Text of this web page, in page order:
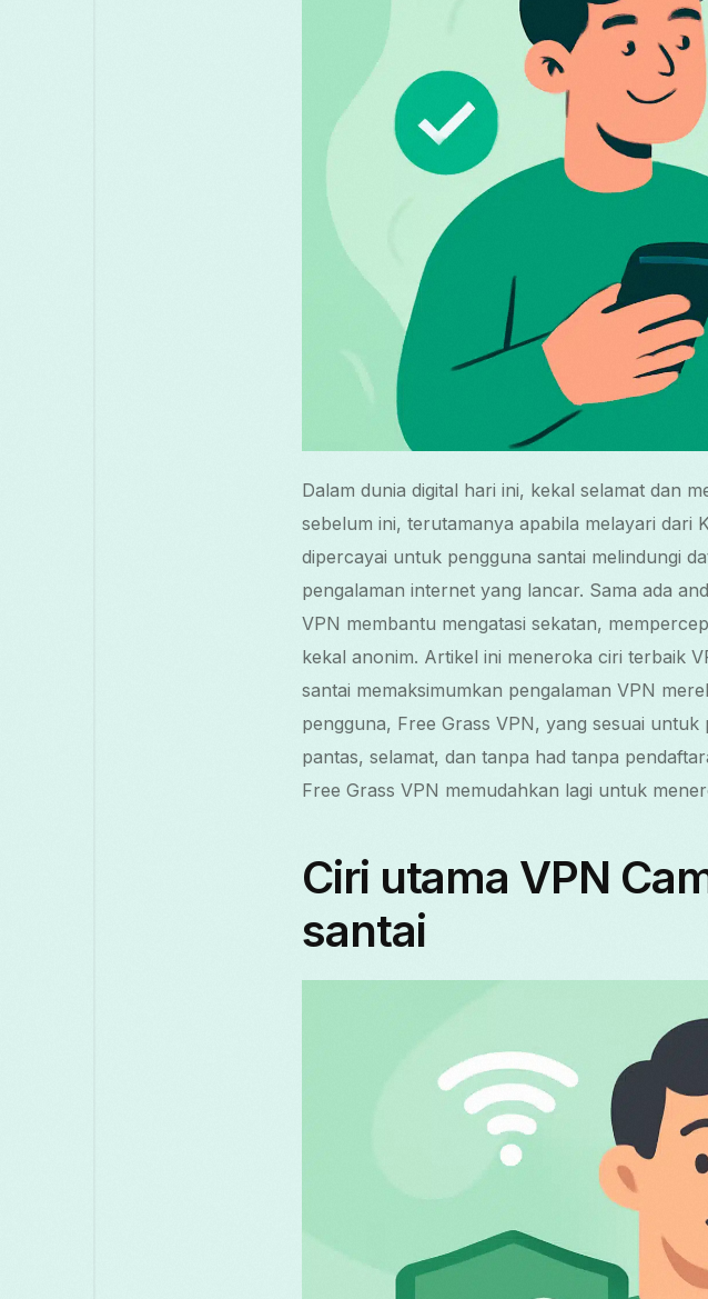
Dalam dunia digital hari ini, kekal selamat dan
sebelum ini, terutamanya apabila melayari dari
dipercayai untuk pengguna santai melindungi
pengalaman internet yang lancar. Sama ada
VPN membantu mengatasi sekatan,
kekal anonim. Artikel ini meneroka ciri terbaik
santai memaksimumkan pengalaman VPN
pengguna, Free Grass VPN, yang sesuai
pantas, selamat, dan tanpa had tanpa
Free Grass VPN memudahkan lagi untuk
Ciri utama VPN
santai